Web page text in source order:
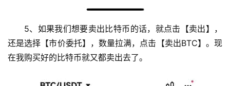
5、如果我们想要卖出比特币的话，就点击【卖出】，
还是选择【市价委托】，数量拉满，点击【卖出BTC】。现
在我购买好的比特币就又都卖出去了。